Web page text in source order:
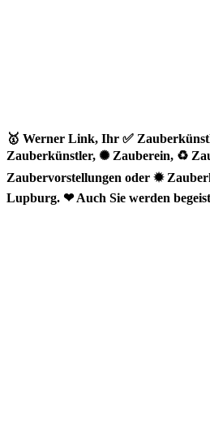
🥇 Werner Link, Ihr ✅
Zauberkünstler, ✺ Zauberein, ♻
Zaubervorstellungen oder ✹
Lupburg. ❤ Auch Sie werden